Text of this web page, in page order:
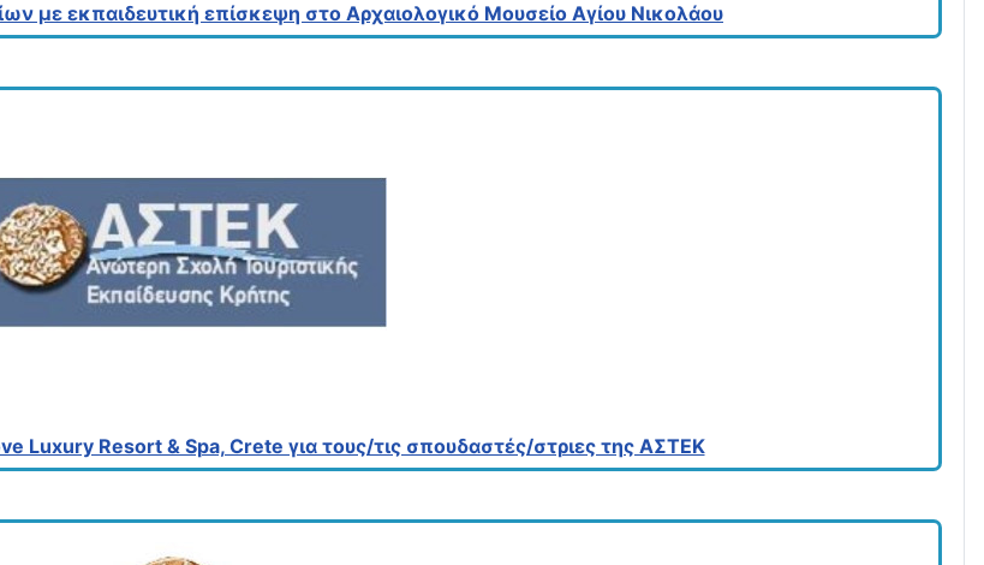
με εκπαιδευτική επίσκεψη στο Αρχαιολογικό Μουσείο Αγίου Νικολάου
Luxury Resort & Spa, Crete για τους/τις σπουδαστές/στριες της ΑΣΤΕΚ